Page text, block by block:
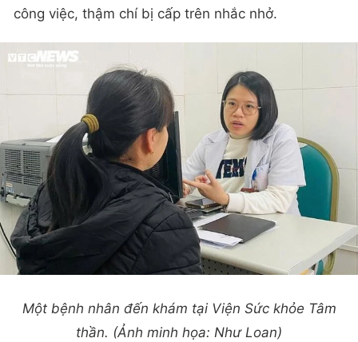
công việc, thậm chí bị cấp trên nhắc nhở.
Một bệnh nhân đến khám tại Viện Sức khỏe Tâm
thần. (Ảnh minh họa: Như Loan)